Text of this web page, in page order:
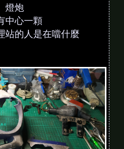
燈炮
中心一顆
站的人是在噹什麼